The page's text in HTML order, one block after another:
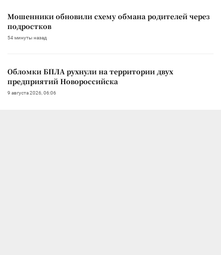
Мошенники обновили схему обмана родителей через
подростков
54 минуты назад
Обломки БПЛА рухнули на территории двух
предприятий Новороссийска
9 августа 2026, 06:06